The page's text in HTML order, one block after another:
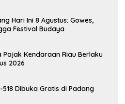
Hari Ini 8 Agustus: Gowes,
Festival Budaya
Pajak Kendaraan Riau Berlaku
2026
518 Dibuka Gratis di Padang